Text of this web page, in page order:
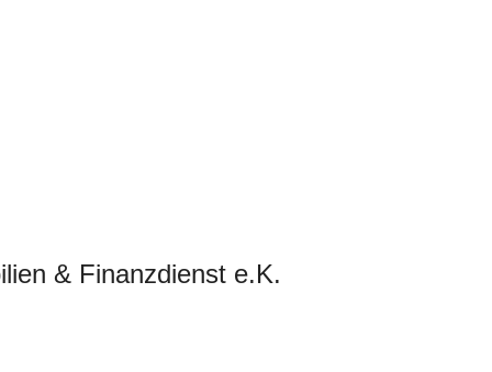
& Finanzdienst e.K.